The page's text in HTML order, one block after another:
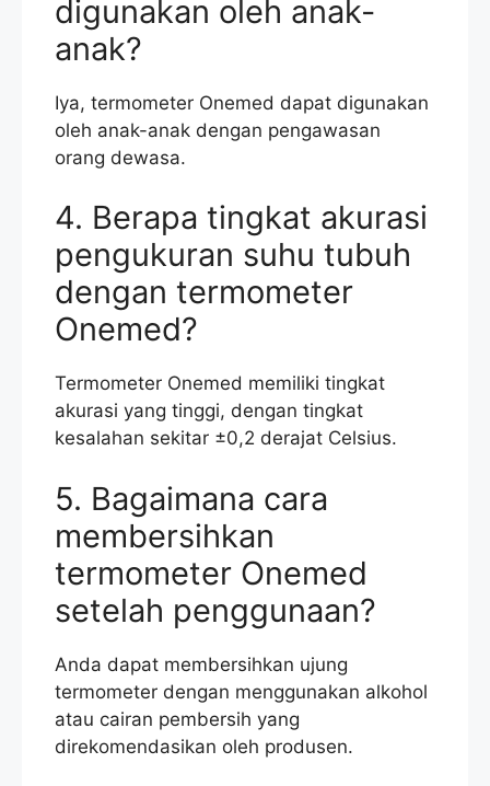
digunakan oleh anak-
anak?
Iya, termometer Onemed dapat digunakan
oleh anak-anak dengan pengawasan
orang dewasa.
4. Berapa tingkat akurasi
pengukuran suhu tubuh
dengan termometer
Onemed?
Termometer Onemed memiliki tingkat
akurasi yang tinggi, dengan tingkat
kesalahan sekitar ±0,2 derajat Celsius.
5. Bagaimana cara
membersihkan
termometer Onemed
setelah penggunaan?
Anda dapat membersihkan ujung
termometer dengan menggunakan alkohol
atau cairan pembersih yang
direkomendasikan oleh produsen.